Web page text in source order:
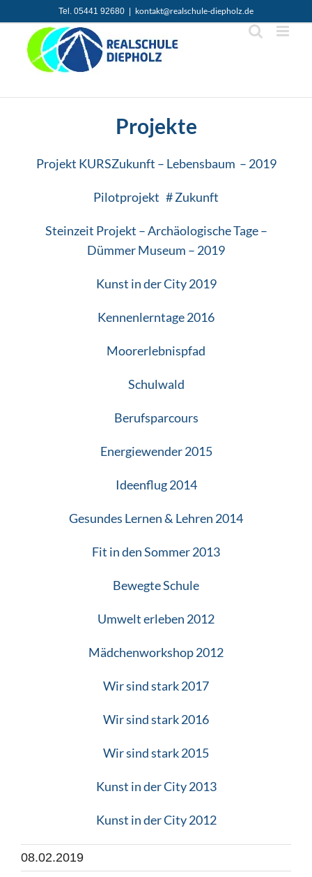
Inhalt
springen
Tel. 05441 92680 kontakt@realschule-diepholz.de
Projekte
Projekt KURSZukunft – Lebensbaum – 2019
Pilotprojekt # Zukunft
Steinzeit Projekt – Archäologische Tage –
Dümmer Museum – 2019
Kunst in der City 2019
Kennenlerntage 2016
Moorerlebnispfad
Schulwald
Berufsparcours
Energiewender 2015
Ideenflug 2014
Gesundes Lernen & Lehren 2014
Fit in den Sommer 2013
Bewegte Schule
Umwelt erleben 2012
Mädchenworkshop 2012
Wir sind stark 2017
Wir sind stark 2016
Wir sind stark 2015
Kunst in der City 2013
Kunst in der City 2012
08.02.2019